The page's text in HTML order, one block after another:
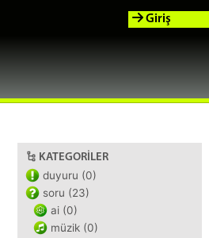
Giriş
KATEGORILER
duyuru (0)
soru (23)
ai (0)
müzik (0)